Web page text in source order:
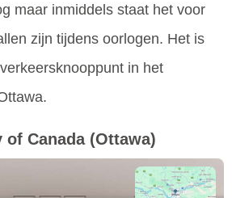
maar inmiddels staat het voor
zijn tijdens oorlogen. Het is
in het
of Canada (Ottawa)